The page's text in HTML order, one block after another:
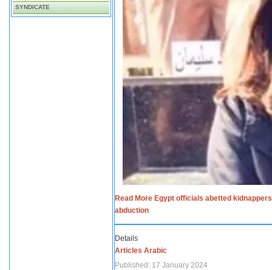
SYNDICATE
Read More Egypt officials abetted
abduction
Details
Articles Arabic
Published: 17 January 2024